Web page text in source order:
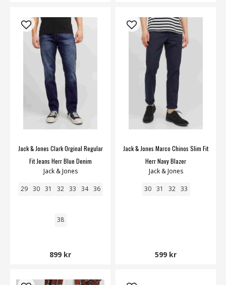
Jack & Jones Clark Orginal Regular
Fit Jeans Herr Blue Denim
Jack & Jones
29 30 31 32 33 34 36
38
899 kr
Jack & Jones Marco Chinos Slim Fit
Herr Navy Blazer
Jack & Jones
30 31 32 33
599 kr